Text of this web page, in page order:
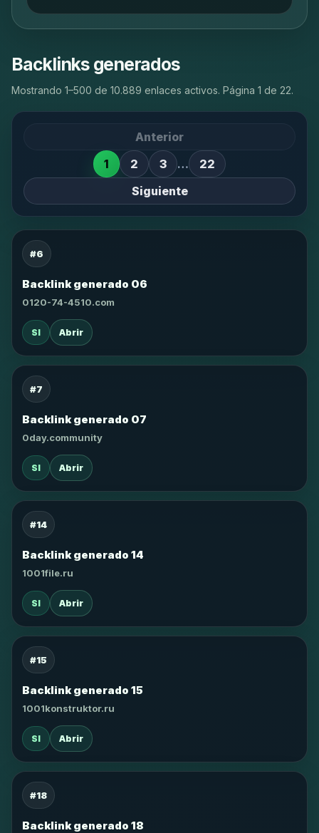
Backlinks generados
Mostrando 1–500 de 10.889 enlaces activos. Página 1 de 22.
Anterior
1
2 3 …
22
Siguiente
#6
Backlink generado 06
0120-74-4510.com
SI Abrir
#7
Backlink generado 07
0day.community
SI Abrir
#14
Backlink generado 14
1001file.ru
SI Abrir
#15
Backlink generado 15
1001konstruktor.ru
SI Abrir
#18
Backlink generado 18